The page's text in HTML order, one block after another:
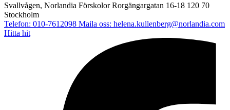
Svallvågen, Norlandia Förskolor Rorgängargatan 16-18 120 70
Stockholm
Telefon: 010-7612098 Maila oss: helena.kullenberg@norlandia.com
Hitta hit